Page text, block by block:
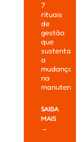
7
rituais
de
gestão
que
sustentam
a
mudança
na
SAIBA
MAIS
→